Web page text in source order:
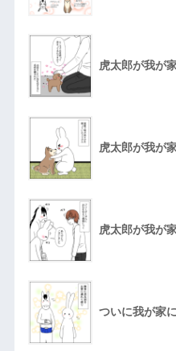
虎太郎が我が
虎太郎が我が
虎太郎が我が
ついに我が家